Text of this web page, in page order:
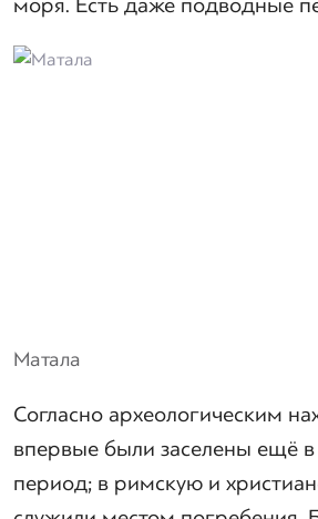
Матала
Согласно археологическим
впервые были заселены ещё
период; в римскую и